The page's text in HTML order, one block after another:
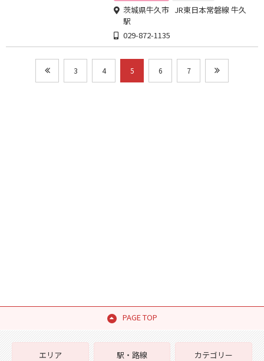
茨城県牛久市 JR東日本常磐線 牛久
駅
029-872-1135
3 4 5 6 7
PAGE TOP
エリア
駅・路線
カテゴリー